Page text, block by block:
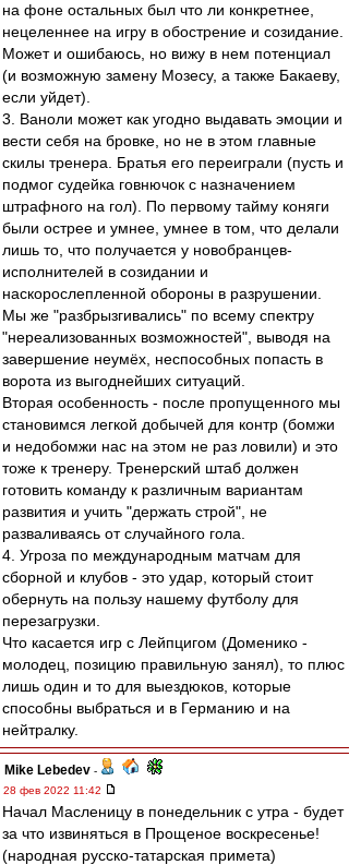
на фоне остальных был что ли конкретнее,
нецеленнее на игру в обострение и созидание.
Может и ошибаюсь, но вижу в нем потенциал
(и возможную замену Мозесу, а также Бакаеву,
если уйдет).
3. Ваноли может как угодно выдавать эмоции и
вести себя на бровке, но не в этом главные
скилы тренера. Братья его переиграли (пусть и
подмог судейка говнючок с назначением
штрафного на гол). По первому тайму коняги
были острее и умнее, умнее в том, что делали
лишь то, что получается у новобранцев-
исполнителей в созидании и
наскорослепленной обороны в разрушении.
Мы же "разбрызгивались" по всему спектру
"нереализованных возможностей", выводя на
завершение неумёх, неспособных попасть в
ворота из выгоднейших ситуаций.
Вторая особенность - после пропущенного мы
становимся легкой добычей для контр (бомжи
и недобомжи нас на этом не раз ловили) и это
тоже к тренеру. Тренерский штаб должен
готовить команду к различным вариантам
развития и учить "держать строй", не
разваливаясь от случайного гола.
4. Угроза по международным матчам для
сборной и клубов - это удар, который стоит
обернуть на пользу нашему футболу для
перезагрузки.
Что касается игр с Лейпцигом (Доменико -
молодец, позицию правильную занял), то плюс
лишь один и то для выездюков, которые
способны выбраться и в Германию и на
нейтралку.
Mike Lebedev -
28 фев 2022 11:42
Начал Масленицу в понедельник с утра - будет
за что извиняться в Прощеное воскресенье!
(народная русско-татарская примета)